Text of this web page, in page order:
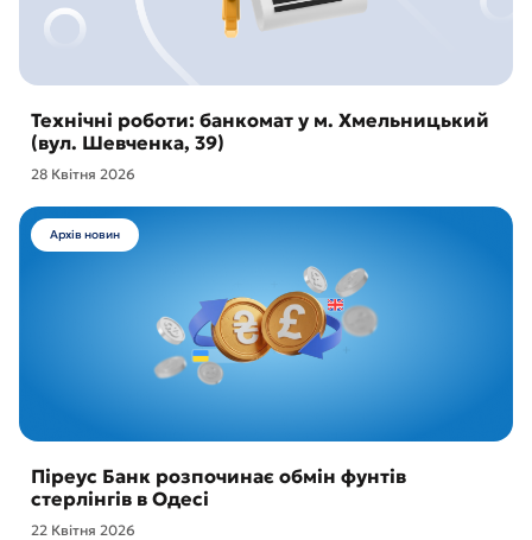
Технічні роботи: банкомат у м. Хмельницький
(вул. Шевченка, 39)
28 Квітня 2026
Архів новин
Піреус Банк розпочинає обмін фунтів
стерлінгів в Одесі
22 Квітня 2026